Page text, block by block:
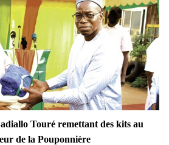
Touré remettant des kits au
de la Pouponnière